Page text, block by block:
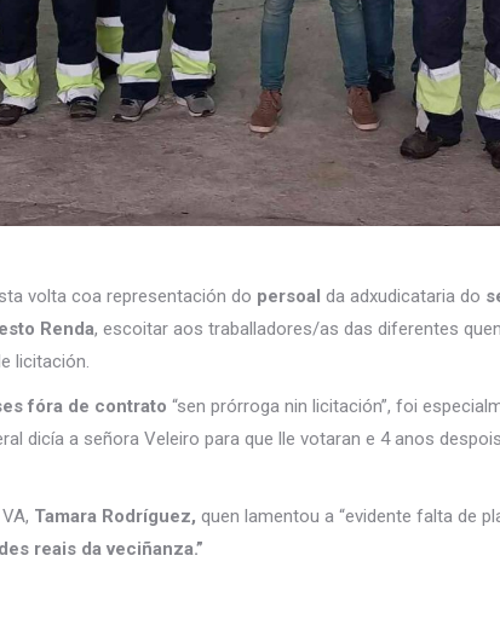
volta coa representación do persoal da adxudicataria do
Renda, escoitar aos traballadores/as das diferentes
licitación.
fóra de contrato “sen prórroga nin licitación”, foi
dicía a señora Veleiro para que lle votaran e 4 anos
Tamara Rodríguez, quen lamentou a “evidente falta de
reais da veciñanza.”